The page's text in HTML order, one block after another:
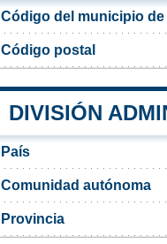
Código del municipio
Código postal
DIVISIÓN
País
Comunidad autónoma
Provincia